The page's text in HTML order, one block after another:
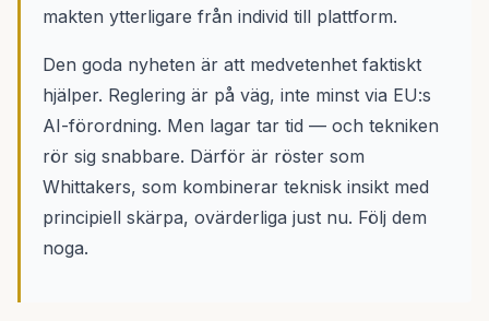
makten ytterligare från individ till plattform.
Den goda nyheten är att medvetenhet faktiskt
hjälper. Reglering är på väg, inte minst via EU:s
AI-förordning. Men lagar tar tid — och tekniken
rör sig snabbare. Därför är röster som
Whittakers, som kombinerar teknisk insikt med
principiell skärpa, ovärderliga just nu. Följ dem
noga.